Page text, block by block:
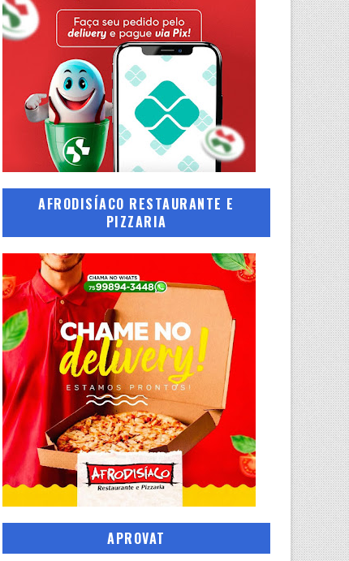
AFRODISÍACO RESTAURANTE E
PIZZARIA
APROVAT